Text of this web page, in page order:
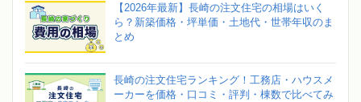
【2026年最新】長崎の注文住宅の相場はいく
ら？新築価格・坪単価・土地代・世帯年収のま
とめ
長崎の注文住宅ランキング！工務店・ハウスメ
ーカーを価格・口コミ・評判・棟数で比べてみ